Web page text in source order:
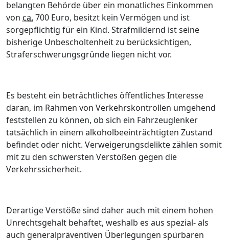
belangten Behörde über ein monatliches Einkommen
von ca. 700 Euro, besitzt kein Vermögen und ist
sorgepflichtig für ein Kind. Strafmildernd ist seine
bisherige Unbescholtenheit zu berücksichtigen,
Straferschwerungsgründe liegen nicht vor.
Es besteht ein beträchtliches öffentliches Interesse
daran, im Rahmen von Verkehrskontrollen umgehend
feststellen zu können, ob sich ein Fahrzeuglenker
tatsächlich in einem alkoholbeeinträchtigten Zustand
befindet oder nicht. Verweigerungsdelikte zählen somit
mit zu den schwersten Verstößen gegen die
Verkehrssicherheit.
Derartige Verstöße sind daher auch mit einem hohen
Unrechtsgehalt behaftet, weshalb es aus spezial- als
auch generalpräventiven Überlegungen spürbaren